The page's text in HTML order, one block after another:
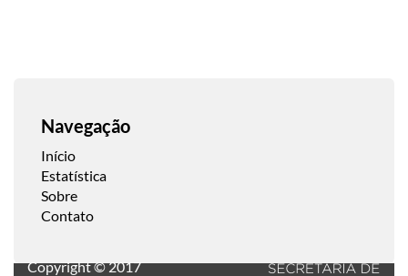
Navegação
Início
Estatística
Sobre
Contato
Copyright © 2017